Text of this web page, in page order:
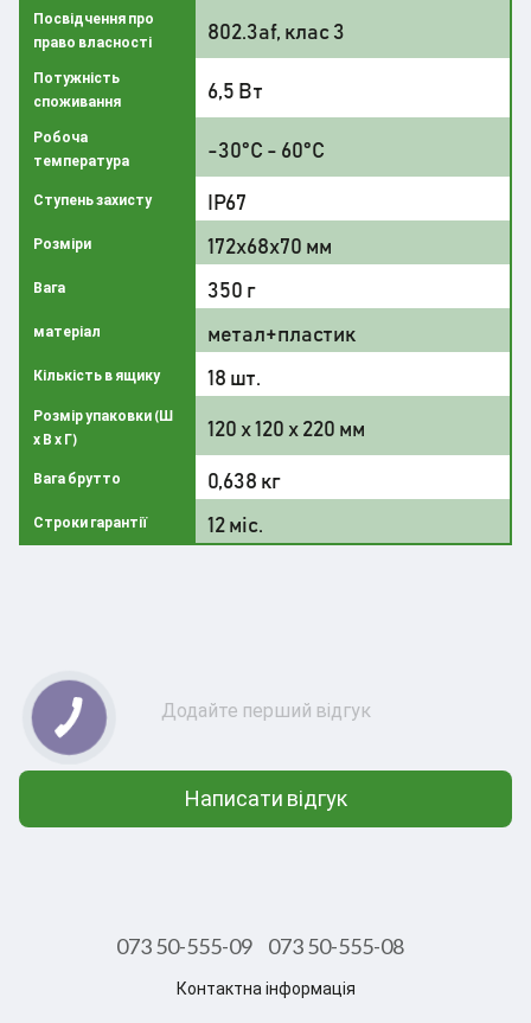
Посвідчення про
право власності
802.3af, клас 3
Потужність
споживання
6,5 Вт
Робоча
температура
-30°C - 60°C
Ступень захисту IP67
Розміри 172х68х70 мм
Вага 350 г
матеріал метал+пластик
Кількість в ящику 18 шт.
Розмір упаковки (Ш
х В х Г)
120 х 120 х 220 мм
Вага брутто 0,638 кг
Строки гарантії 12 міс.
Додайте перший відгук
Написати відгук
073 50-555-09 073 50-555-08
Контактна інформація